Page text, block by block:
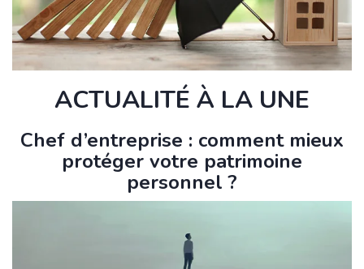
ACTUALITÉ À LA UNE
Chef d’entreprise : comment mieux
protéger votre patrimoine
personnel ?